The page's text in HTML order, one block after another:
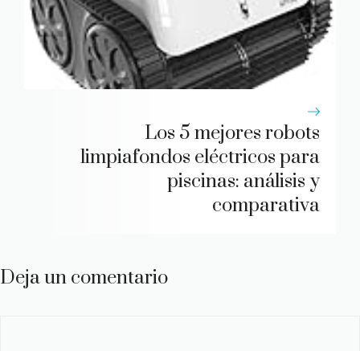
Los 5 mejores robots
limpiafondos eléctricos para
piscinas: análisis y
comparativa
Deja un comentario